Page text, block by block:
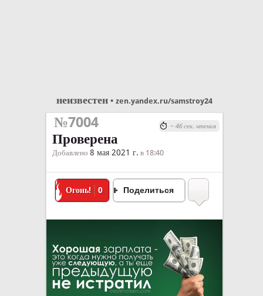
неизвестен • zen.yandex.ru/samstroy24
№7004
Проверена
Добавлено 8 мая 2021 г. в 18:40
Огонь! 0 Поделиться
~ 46 сек. чтения